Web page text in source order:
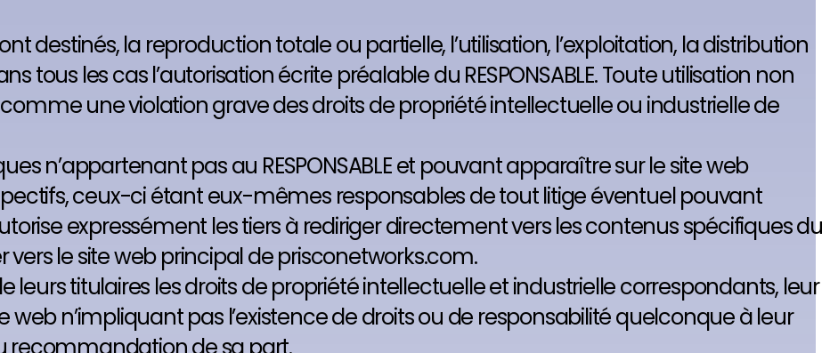
destinés, la reproduction totale ou partielle, l’utilisation, l’exploitation, la distribution
tous les cas l’autorisation écrite préalable du RESPONSABLE. Toute utilisation non
une violation grave des droits de propriété intellectuelle ou industrielle de
n’appartenant pas au RESPONSABLE et pouvant apparaître sur le site web
ceux-ci étant eux-mêmes responsables de tout litige éventuel pouvant
autorise expressément les tiers à rediriger directement vers les contenus spécifiques du
vers le site web principal de prisconetworks.com.
leurs titulaires les droits de propriété intellectuelle et industrielle correspondants, leur
n’impliquant pas l’existence de droits ou de responsabilité quelconque à leur